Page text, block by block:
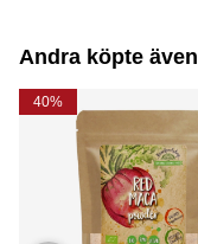
Andra köpte även
40%